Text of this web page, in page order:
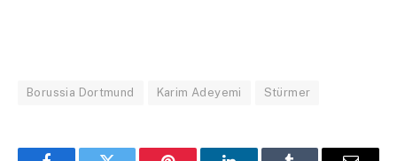
Borussia Dortmund Karim Adeyemi Stürmer